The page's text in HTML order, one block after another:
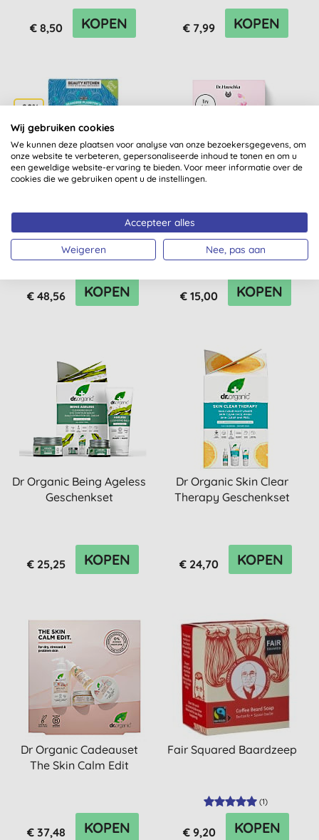
€ 8,50 KOPEN € 7,99 KOPEN
-20%
Beauty Kitchen Seahorse
Plankton+ Discovery
Collection Kit
€ 48,56 KOPEN
Dr. Hauschka Must have
Kit Rose Light (gevoelige
tot normale huid)
€ 15,00 KOPEN
Dr Organic Being Ageless
Geschenkset
€ 25,25 KOPEN
Dr Organic Skin Clear
Therapy Geschenkset
€ 24,70 KOPEN
Dr Organic Cadeauset
The Skin Calm Edit
€ 37,48 KOPEN
Fair Squared Baardzeep
(1)
€ 9,20 KOPEN
Wij gebruiken cookies
We kunnen deze plaatsen voor analyse van onze bezoekersgegevens, om
onze website te verbeteren, gepersonaliseerde inhoud te tonen en om u
een geweldige website-ervaring te bieden. Voor meer informatie over de
cookies die we gebruiken opent u de instellingen.
Accepteer alles
Weigeren Nee, pas aan